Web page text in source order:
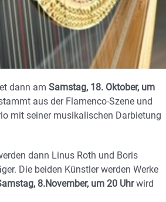
dann am Samstag, 18. Oktober, um
aus der Flamenco-Szene und
mit seiner musikalischen Darbietung
dann Linus Roth und Boris
Die beiden Künstler werden Werke
8.November, um 20 Uhrwird